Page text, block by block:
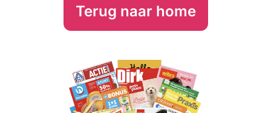
Terug naar home